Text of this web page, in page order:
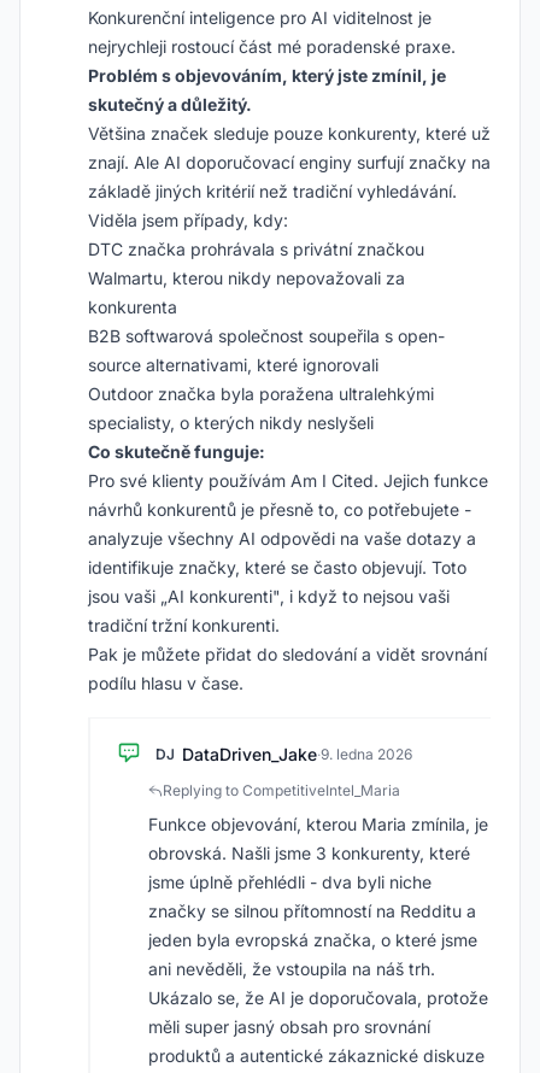
Konkurenční inteligence pro AI viditelnost je
nejrychleji rostoucí část mé poradenské praxe.
Problém s objevováním, který jste zmínil, je
skutečný a důležitý.
Většina značek sleduje pouze konkurenty, které už
znají. Ale AI doporučovací enginy surfují značky na
základě jiných kritérií než tradiční vyhledávání.
Viděla jsem případy, kdy:
DTC značka prohrávala s privátní značkou
Walmartu, kterou nikdy nepovažovali za
konkurenta
B2B softwarová společnost soupeřila s open-
source alternativami, které ignorovali
Outdoor značka byla poražena ultralehkými
specialisty, o kterých nikdy neslyšeli
Co skutečně funguje:
Pro své klienty používám Am I Cited. Jejich funkce
návrhů konkurentů je přesně to, co potřebujete -
analyzuje všechny AI odpovědi na vaše dotazy a
identifikuje značky, které se často objevují. Toto
jsou vaši „AI konkurenti", i když to nejsou vaši
tradiční tržní konkurenti.
Pak je můžete přidat do sledování a vidět srovnání
podílu hlasu v čase.
DJ DataDriven_Jake·9. ledna 2026
Replying to CompetitiveIntel_Maria
Funkce objevování, kterou Maria zmínila, je
obrovská. Našli jsme 3 konkurenty, které
jsme úplně přehlédli - dva byli niche
značky se silnou přítomností na Redditu a
jeden byla evropská značka, o které jsme
ani nevěděli, že vstoupila na náš trh.
Ukázalo se, že AI je doporučovala, protože
měli super jasný obsah pro srovnání
produktů a autentické zákaznické diskuze